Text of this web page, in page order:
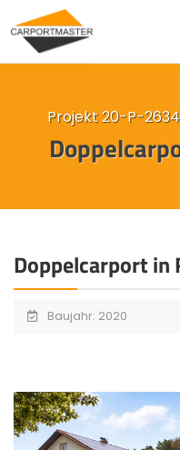
Projekt 20-P-
Doppelcarport in
Baujahr: 2020